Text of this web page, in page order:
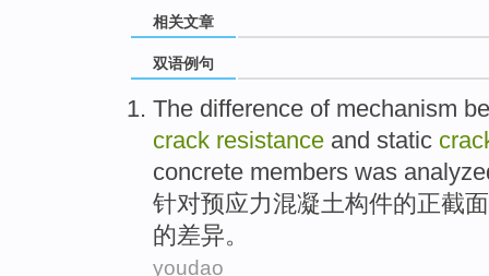
相关文章
双语例句
The difference of mechanism
crack resistance and static
concrete members was
针对预应力混凝土构件的正截面
的差异。
youdao